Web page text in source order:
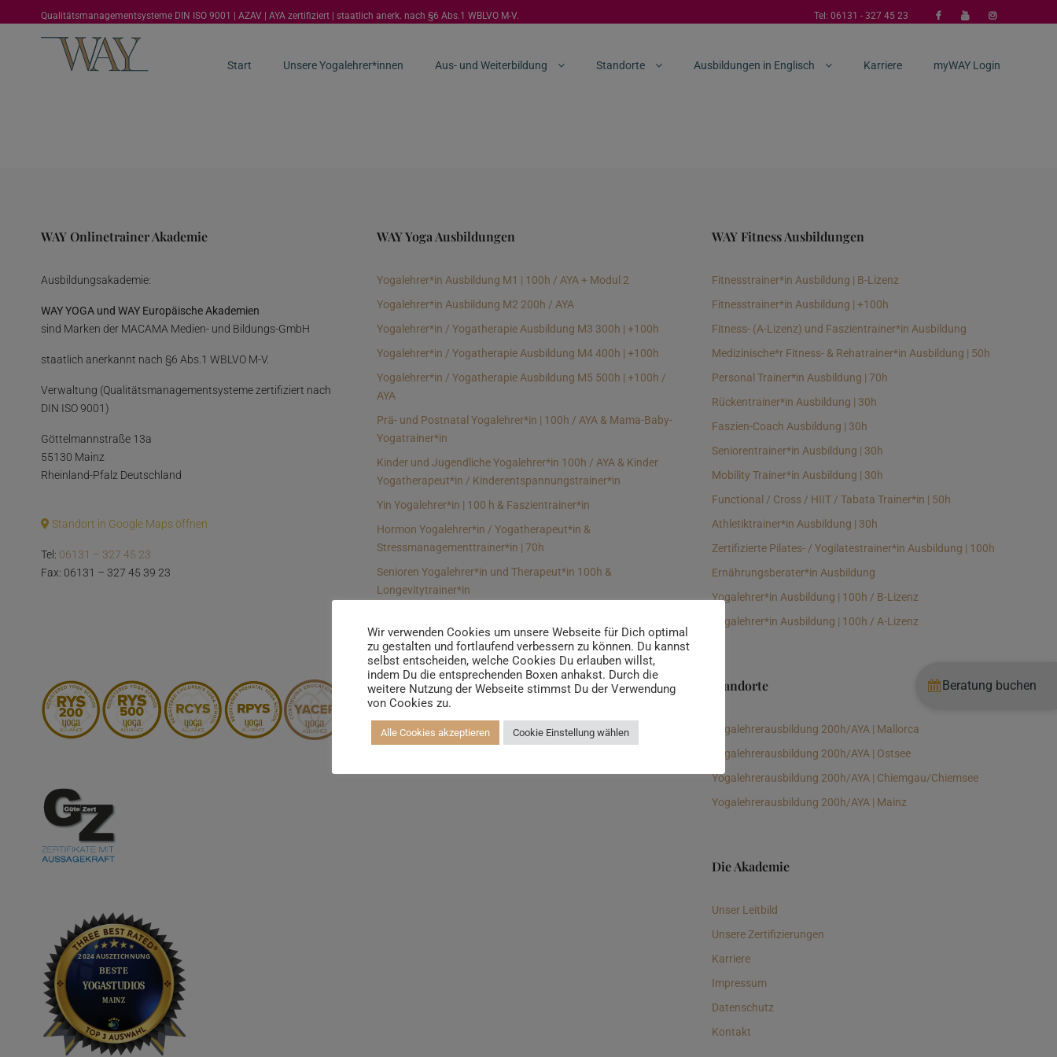
Qualitätsmanagementsysteme DIN ISO 9001 | AZAV | AYA zertifiziert | staatlich anerk. nach §6 Abs.1 WBLVO M-V. Tel: 06131 - 327 45 23
Start Unsere Yogalehrer*innen Aus- und Weiterbildung Standorte Ausbildungen in Englisch Karriere myWAY Login
WAY Onlinetrainer Akademie
Ausbildungsakademie:
WAY YOGA und WAY Europäische Akademien
sind Marken der MACAMA Medien- und Bildungs-GmbH
staatlich anerkannt nach §6 Abs.1 WBLVO M-V.
Verwaltung (Qualitätsmanagementsysteme zertifiziert nach
DIN ISO 9001)
Göttelmannstraße 13a
55130 Mainz
Rheinland-Pfalz Deutschland
Standort in Google Maps öffnen
Tel: 06131 – 327 45 23
Fax: 06131 – 327 45 39 23
WAY Yoga Ausbildungen
Yogalehrer*in Ausbildung M1 | 100h / AYA + Modul 2
Yogalehrer*in Ausbildung M2 200h / AYA
Yogalehrer*in / Yogatherapie Ausbildung M3 300h | +100h
Yogalehrer*in / Yogatherapie Ausbildung M4 400h | +100h
Yogalehrer*in / Yogatherapie Ausbildung M5 500h | +100h /
AYA
Prä- und Postnatal Yogalehrer*in | 100h / AYA & Mama-Baby-
Yogatrainer*in
Kinder und Jugendliche Yogalehrer*in 100h / AYA & Kinder
Yogatherapeut*in / Kinderentspannungstrainer*in
Yin Yogalehrer*in | 100 h & Faszientrainer*in
Hormon Yogalehrer*in / Yogatherapeut*in &
Stressmanagementtrainer*in | 70h
Senioren Yogalehrer*in und Therapeut*in 100h &
Longevitytrainer*in
Meditationsleiter*in | 50h & Achtsamkeitstrainer*in
Yoga Alignmenttrainer*in | 40h
Yoga Hilfsmitteltrainer*in Ausbildung | 10 h
WAY Fitness Ausbildungen
Fitnesstrainer*in Ausbildung | B-Lizenz
Fitnesstrainer*in Ausbildung | +100h
Fitness- (A-Lizenz) und Faszientrainer*in Ausbildung
Medizinische*r Fitness- & Rehatrainer*in Ausbildung | 50h
Personal Trainer*in Ausbildung | 70h
Rückentrainer*in Ausbildung | 30h
Faszien-Coach Ausbildung | 30h
Seniorentrainer*in Ausbildung | 30h
Mobility Trainer*in Ausbildung | 30h
Functional / Cross / HIIT / Tabata Trainer*in | 50h
Athletiktrainer*in Ausbildung | 30h
Zertifizierte Pilates- / Yogilatestrainer*in Ausbildung | 100h
Ernährungsberater*in Ausbildung
Yogalehrer*in Ausbildung | 100h / B-Lizenz
Yogalehrer*in Ausbildung | 100h / A-Lizenz
Standorte
Yogalehrerausbildung 200h/AYA | Mallorca
Yogalehrerausbildung 200h/AYA | Ostsee
Yogalehrerausbildung 200h/AYA | Chiemgau/Chiemsee
Yogalehrerausbildung 200h/AYA | Mainz
Die Akademie
Unser Leitbild
Unsere Zertifizierungen
Karriere
Impressum
Datenschutz
Kontakt
Wir verwenden Cookies um unsere Webseite für Dich optimal
zu gestalten und fortlaufend verbessern zu können. Du kannst
selbst entscheiden, welche Cookies Du erlauben willst,
indem Du die entsprechenden Boxen anhakst. Durch die
weitere Nutzung der Webseite stimmst Du der Verwendung
von Cookies zu.
Alle Cookies akzeptieren Cookie Einstellung wählen
Beratung buchen